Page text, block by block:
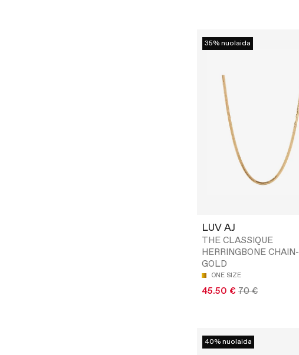
35% nuolaida
LUV AJ
THE CLASSIQUE
HERRINGBONE CHAIN-
GOLD
ONE SIZE
45.50 € 70 €
40% nuolaida